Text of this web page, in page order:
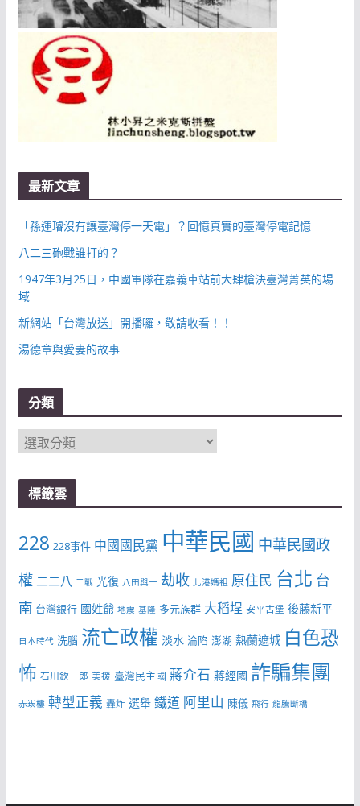
最新文章
「孫運璿沒有讓臺灣停一天電」？回憶真實的臺灣停電記憶
八二三砲戰誰打的？
1947年3月25日，中國軍隊在嘉義車站前大肆槍決臺灣菁英的場
域
新網站「台灣放送」開播囉，敬請收看！！
湯德章與愛妻的故事
分類
分
類
標籤雲
228 228事件 中國國民黨 中華民國 中華民國政
權 二二八 二戰 光復 八田與一 劫收 北港媽祖 原住民 台北 台
南 台灣銀行 國姓爺 地震 基隆 多元族群 大稻埕 安平古堡 後藤新平
日本時代 洗腦 流亡政權 淡水 淪陷 澎湖 熱蘭遮城 白色恐
怖 石川欽一郎 美援 臺灣民主國 蔣介石 蔣經國 詐騙集團
赤崁樓 轉型正義 轟炸 選舉 鐵道 阿里山 陳儀 飛行 龍騰斷橋